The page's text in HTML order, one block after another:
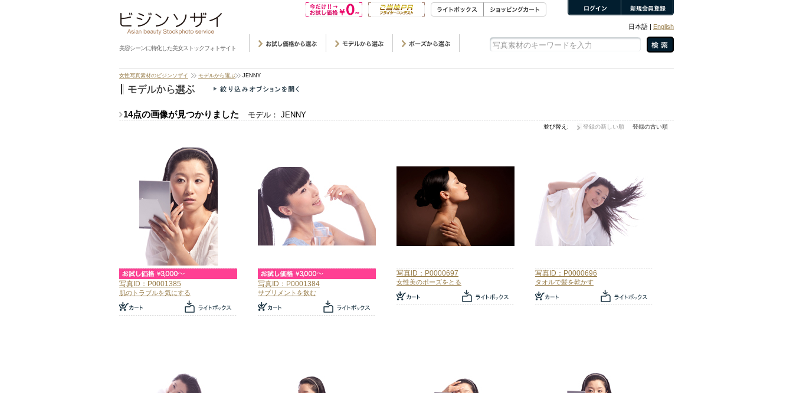
美容シーンに特化した美女ストックフォトサイト
日本語 | English
女性写真素材のビジンソザイ モデルから選ぶ JENNY
並び替え: 登録の新しい順 登録の古い順
14点の画像が見つかりました モデル： JENNY
写真ID：P0001385
肌のトラブルを気にする
写真ID：P0001384
サプリメントを飲む
写真ID：P0000697
女性美のポーズをとる
写真ID：P0000696
タオルで髪を乾かす